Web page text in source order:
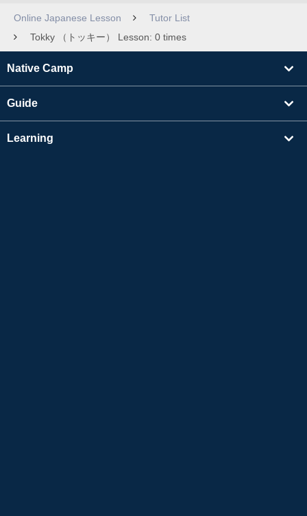
Online Japanese Lesson
Tutor List
Tokky （トッキー） Lesson: 0 times
Native Camp
Guide
Learning